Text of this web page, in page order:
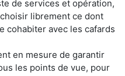
de services et opération,
librement ce dont
cohabiter avec les cafards
en mesure de garantir
les points de vue, pour